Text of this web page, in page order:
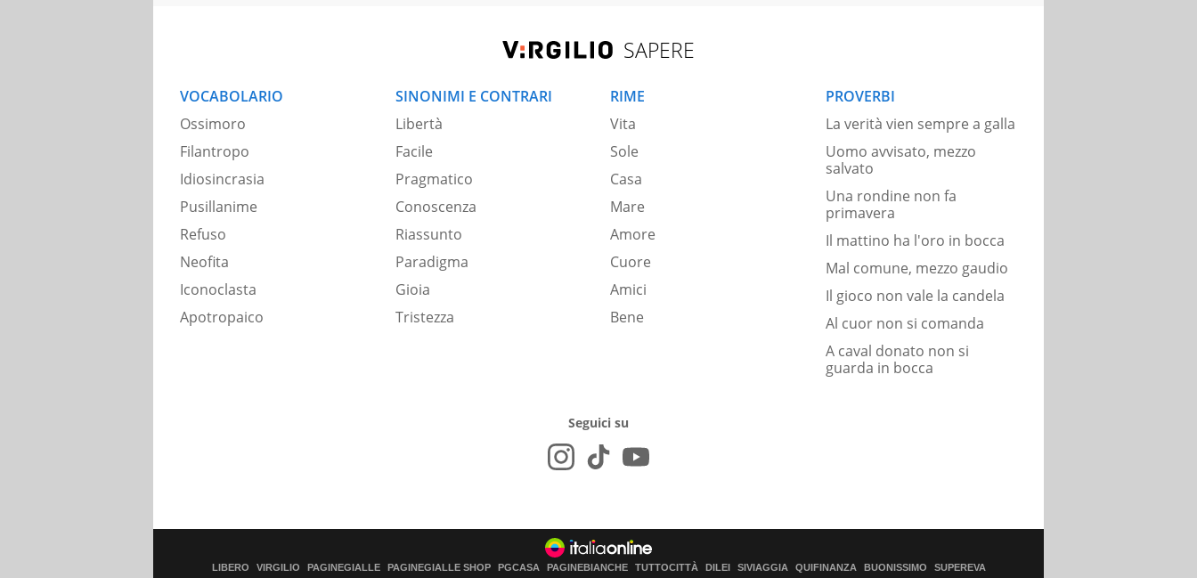
SAPERE
VOCABOLARIO
Ossimoro
Filantropo
Idiosincrasia
Pusillanime
Refuso
Neofita
Iconoclasta
Apotropaico
SINONIMI E CONTRARI
Libertà
Facile
Pragmatico
Conoscenza
Riassunto
Paradigma
Gioia
Tristezza
RIME
Vita
Sole
Casa
Mare
Amore
Cuore
Amici
Bene
PROVERBI
La verità vien sempre a galla
Uomo avvisato, mezzo
salvato
Una rondine non fa
primavera
Il mattino ha l'oro in bocca
Mal comune, mezzo gaudio
Il gioco non vale la candela
Al cuor non si comanda
A caval donato non si
guarda in bocca
Seguici su
LIBERO VIRGILIO PAGINEGIALLE PAGINEGIALLE SHOP PGCASA PAGINEBIANCHE TUTTOCITTÀ DILEI SIVIAGGIA QUIFINANZA BUONISSIMO SUPEREVA